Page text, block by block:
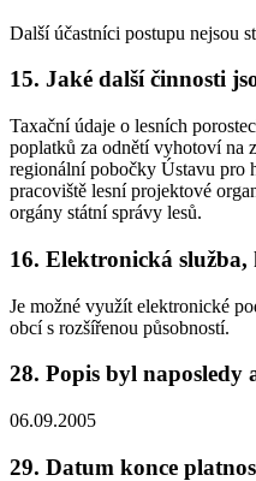
Další účastníci postupu nejsou
15. Jaké další činnosti
Taxační údaje o lesních
poplatků za odnětí vyhotoví na
regionální pobočky Ústavu pro
pracoviště lesní projektové
orgány státní správy lesů.
16. Elektronická
Je možné využít elektronické
obcí s rozšířenou působností.
28. Popis byl naposledy
06.09.2005
29. Datum konce